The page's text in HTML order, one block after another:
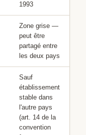
1993
Zone grise —
peut être
partagé entre
les deux pays
Sauf
établissement
stable dans
l'autre pays
(art. 14 de la
convention